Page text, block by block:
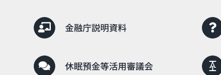
金融庁説明資料
休眠預金等活用審議会